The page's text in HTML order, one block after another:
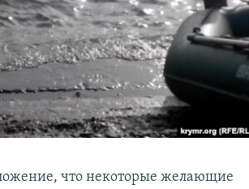
что некоторые желающие